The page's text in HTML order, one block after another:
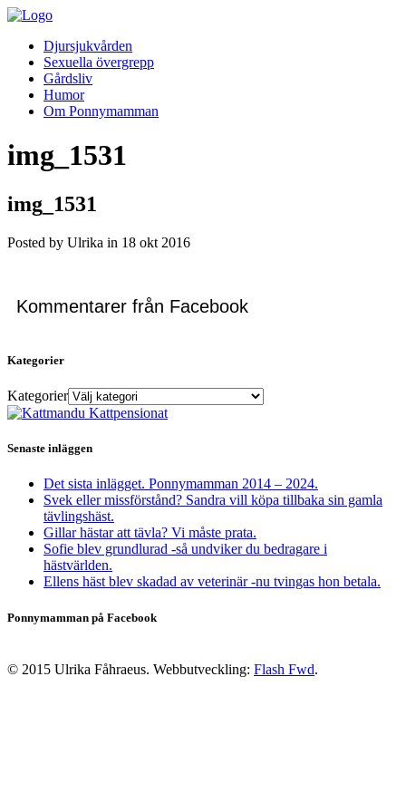
Djursjukvården
Sexuella övergrepp
Gårdsliv
Humor
Om Ponnymamman
img_1531
img_1531
Posted by Ulrika in 18 okt 2016
Kommentarer från Facebook
Kategorier
Kategorier
Senaste inläggen
Det sista inlägget. Ponnymamman 2014 – 2024.
Svek eller missförstånd? Sandra vill köpa tillbaka sin gamla
tävlingshäst.
Gillar hästar att tävla? Vi måste prata.
Sofie blev grundlurad -så undviker du bedragare i
hästvärlden.
Ellens häst blev skadad av veterinär -nu tvingas hon betala.
Ponnymamman på Facebook
© 2015 Ulrika Fåhraeus. Webbutveckling: Flash Fwd.